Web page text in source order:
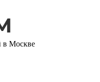
в Москве